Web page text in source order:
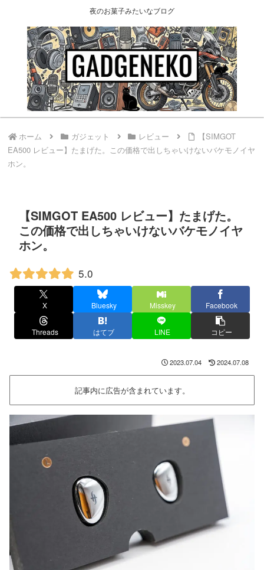
夜のお菓子みたいなブログ
ホーム ガジェット レビュー
【SIMGOT
EA500 レビュー】たまげた。この価格で出しちゃいけないバケモノイヤ
ホン。
【SIMGOT EA500 レビュー】たまげた。
この価格で出しちゃいけないバケモノイヤ
ホン。
5.0
X Bluesky Misskey Facebook
Threads はてブ LINE コピー
2023.07.04 2024.07.08
記事内に広告が含まれています。